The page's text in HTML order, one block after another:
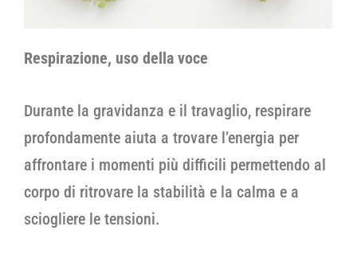
Respirazione, uso della voce
Durante la gravidanza e il travaglio, respirare
profondamente aiuta a trovare l’energia per
affrontare i momenti più difficili permettendo al
corpo di ritrovare la stabilità e la calma e a
sciogliere le tensioni.